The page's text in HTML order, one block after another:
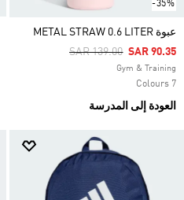
-35%
عبوة METAL STRAW 0.6 LITER
Price Reduced From
SAR 139.00ToSAR 90.35
Gym & Training
7 Colours
العودة إلى المدرسة